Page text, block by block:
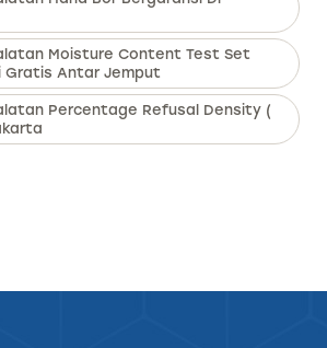
Moisture Content Test Set
Gratis Antar Jemput
Percentage Refusal Density (